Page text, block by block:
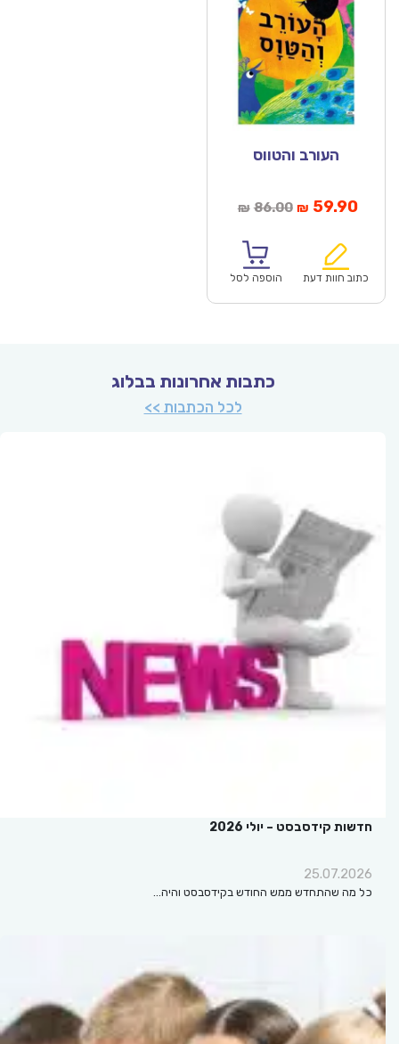
העורב והטווס
₪ 86.00המחיר
₪86.00.
₪ 59.90
כתוב חוות דעת הוספה לסל
כתבות אחרונות בבלוג
לכל הכתבות >>
חדשות קידסבסט – יולי 2026
25.07.2026
כל מה שהתחדש ממש החודש בקידסבסט והיה…